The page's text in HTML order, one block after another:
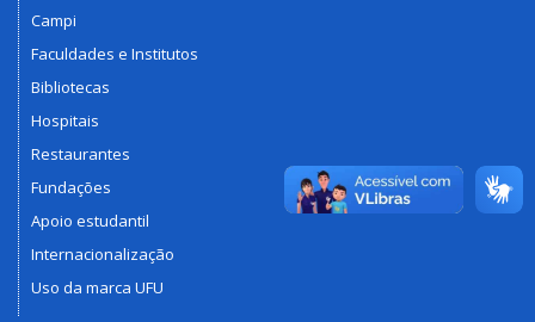
Campi
Faculdades e Institutos
Bibliotecas
Hospitais
Restaurantes
Fundações
Apoio estudantil
Internacionalização
Uso da marca UFU